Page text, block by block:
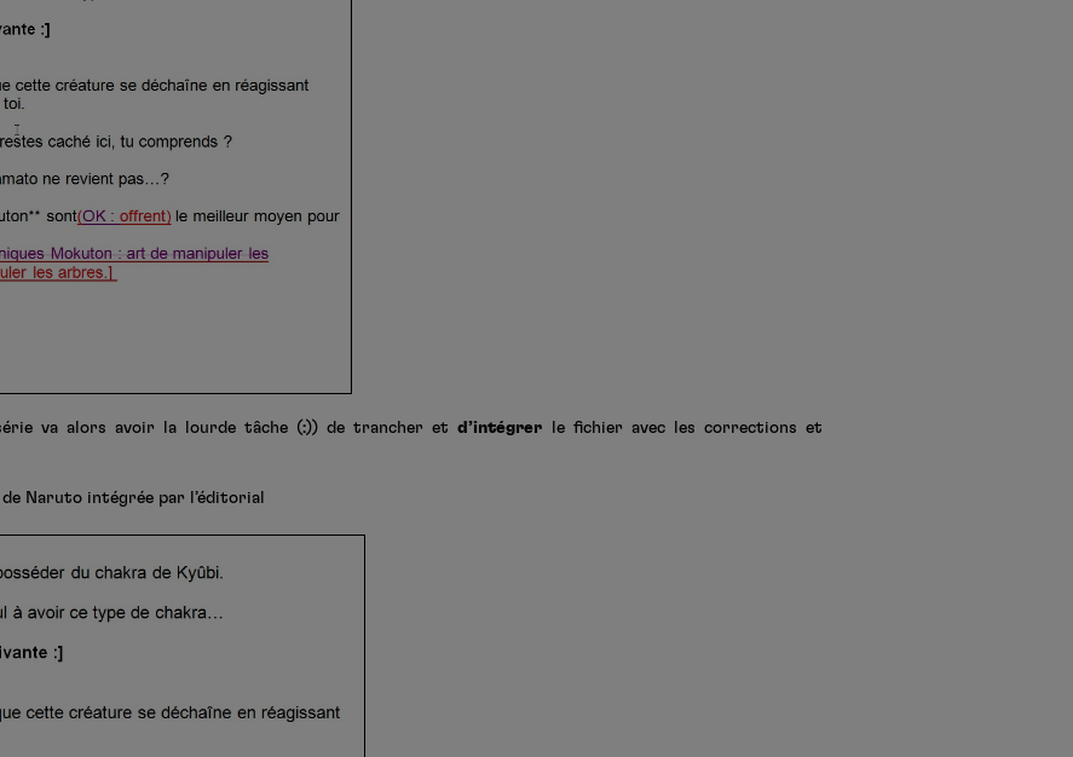
série va alors avoir la lourde tâche (:)) de trancher etd’intégrer le fichier avec les corrections et
Naruto intégrée par l’éditorial